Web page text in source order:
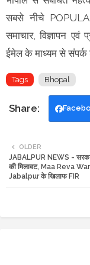
सबसे नीचे
समाचार, विज्ञापन एवं
ईमेल के माध्यम से
Tags Bhopal
OLDER
JABALPUR NEWS -
की मिलावट, Maa Reva
Jabalpur के खिलाफ FIR